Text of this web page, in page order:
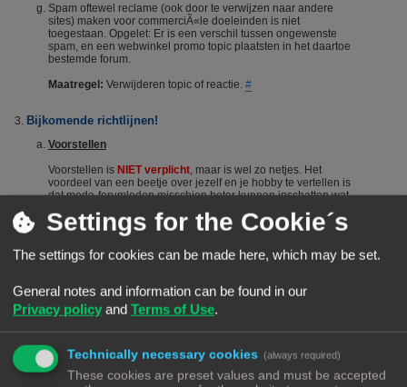
Spam oftewel reclame (ook door te verwijzen naar andere
sites) maken voor commerciÃ«le doeleinden is niet
toegestaan. Opgelet: Er is een verschil tussen ongewenste
spam, en een webwinkel promo topic plaatsten in het daartoe
bestemde forum.
Maatregel: Verwijderen topic of reactie. #
Bijkomende richtlijnen!
Voorstellen
Voorstellen is NIET verplicht , maar is wel zo netjes. Het
voordeel van een beetje over jezelf en je hobby te vertellen is
dat mede-forumleden misschien beter kunnen inschatten wat
Het voorstellen wordt dus vanuit het Forumteam wel
gestimuleerd maar niet verplicht. Echter, het is niet toegestaan
zich voor te stellen. Berichten die suggereren dat iemand zich
overtreden van deze regel kan een (tijdelijke) ban het gevolg
zijn.#
De zoekfunctie
Voordat je een vraag stelt: Het wordt aangeraden om het forum
te raadplegen via de zoekfunctie. Veel vragen zijn al vaker
gesteld op dit forum. De kans is groot dat je via de zoekfunctie
een antwoord vindt. Het laat ook zien dat je zelf ook actie
Settings for the Cookie´s
The settings for cookies can be made here, which may be set.
General notes and information can be found in our
Privacy policy and Terms of Use.
Technically necessary cookies (always required)
These cookies are preset values and must be accepted